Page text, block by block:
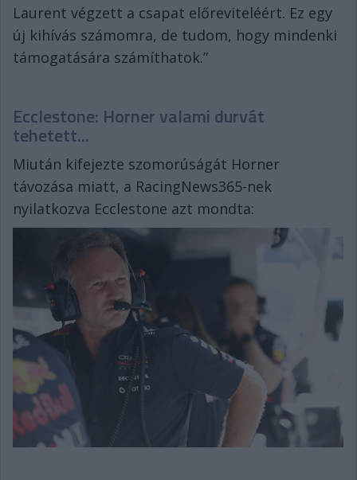
Laurent végzett a csapat előreviteléért. Ez egy
új kihívás számomra, de tudom, hogy mindenki
támogatására számíthatok.”
Ecclestone: Horner valami durvát
tehetett...
Miután kifejezte szomorúságát Horner
távozása miatt, a RacingNews365-nek
nyilatkozva Ecclestone azt mondta: